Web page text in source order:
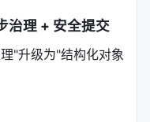
治理 + 安全提交
"升级为"结构化对象